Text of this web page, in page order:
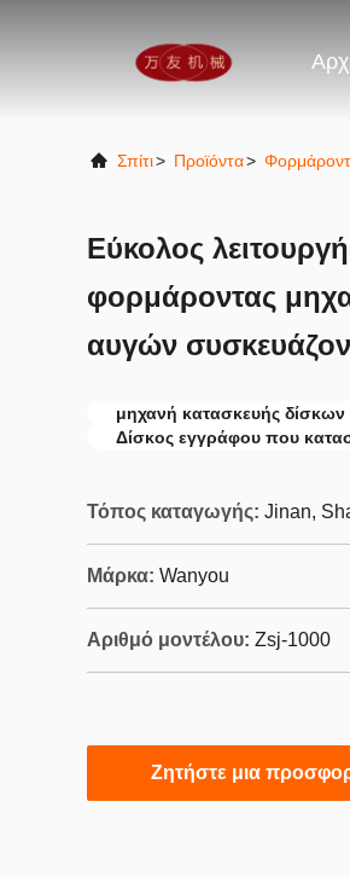
Σπίτι> Προϊόντα>
Εύκολος
φορμάροντας
αυγών
μηχανή κατασκευής
Δίσκος εγγράφου που
Τόπος καταγωγής: Jinan,
Μάρκα: Wanyou
Αριθμό μοντέλου: Zsj-1000
Ζητήστε μια